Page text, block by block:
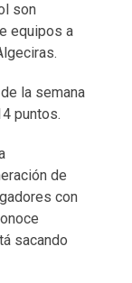
son
equipos a
la semana
puntos.
de
con
sacando